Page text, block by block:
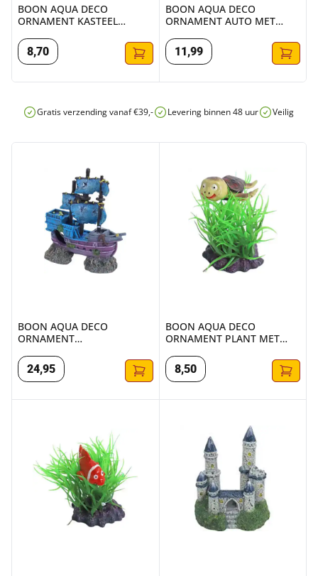
BOON AQUA DECO
ORNAMENT KASTEEL
8,70
BOON AQUA DECO
ORNAMENT AUTO MET
11,99
Gratis verzending vanaf €39,- Levering binnen 48 uur Veilig
BOON AQUA DECO
ORNAMENT
24,95
BOON AQUA DECO
ORNAMENT PLANT MET
8,50